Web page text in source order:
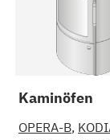
Kaminöfen
OPERA-B